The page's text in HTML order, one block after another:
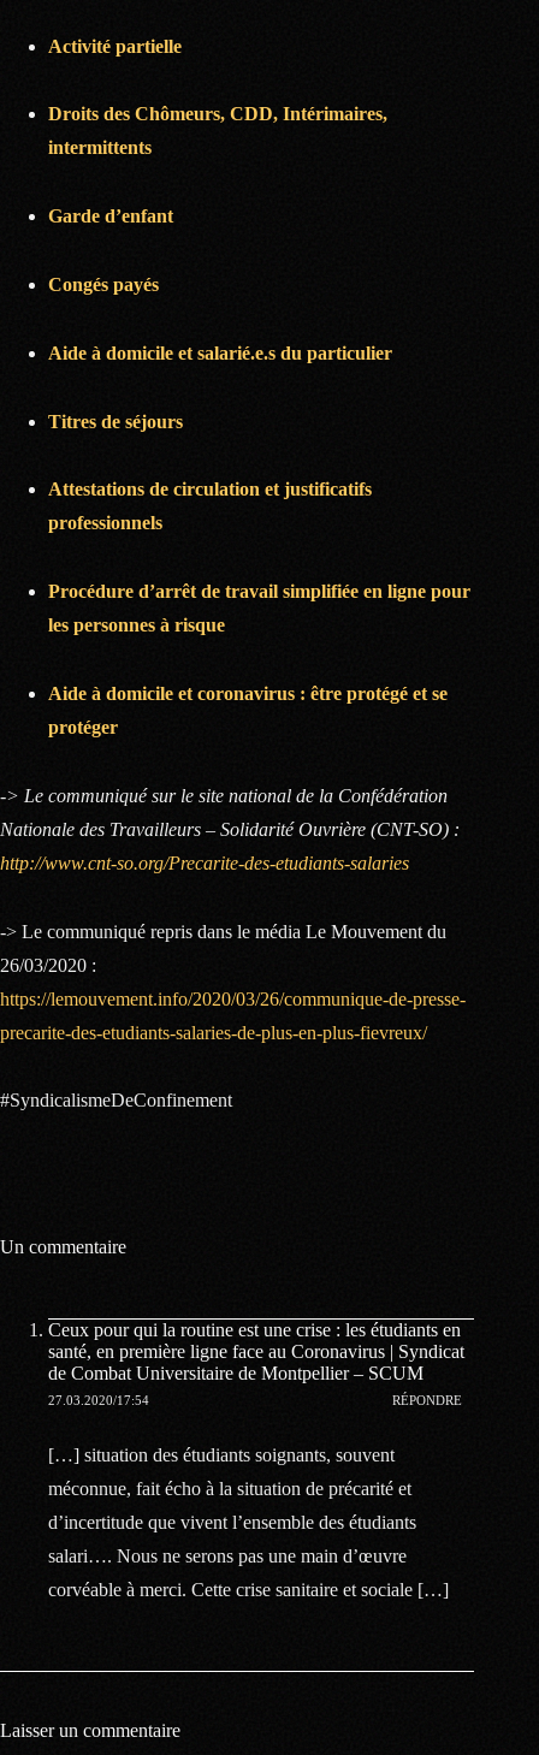
Activité partielle
Droits des Chômeurs, CDD, Intérimaires,
intermittents
Garde d’enfant
Congés payés
Aide à domicile et salarié.e.s du particulier
Titres de séjours
Attestations de circulation et justificatifs
professionnels
Procédure d’arrêt de travail simplifiée en ligne pour
les personnes à risque
Aide à domicile et coronavirus : être protégé et se
protéger
-> Le communiqué sur le site national de la Confédération
Nationale des Travailleurs – Solidarité Ouvrière (CNT-SO) :
http://www.cnt-so.org/Precarite-des-etudiants-salaries
-> Le communiqué repris dans le média Le Mouvement du
26/03/2020 :
https://lemouvement.info/2020/03/26/communique-de-presse-
precarite-des-etudiants-salaries-de-plus-en-plus-fievreux/
#SyndicalismeDeConfinement
Un commentaire
Ceux pour qui la routine est une crise : les étudiants en
santé, en première ligne face au Coronavirus | Syndicat
de Combat Universitaire de Montpellier – SCUM
27.03.2020/17:54 RÉPONDRE
[…] situation des étudiants soignants, souvent
méconnue, fait écho à la situation de précarité et
d’incertitude que vivent l’ensemble des étudiants
salari…. Nous ne serons pas une main d’œuvre
corvéable à merci. Cette crise sanitaire et sociale […]
Laisser un commentaire